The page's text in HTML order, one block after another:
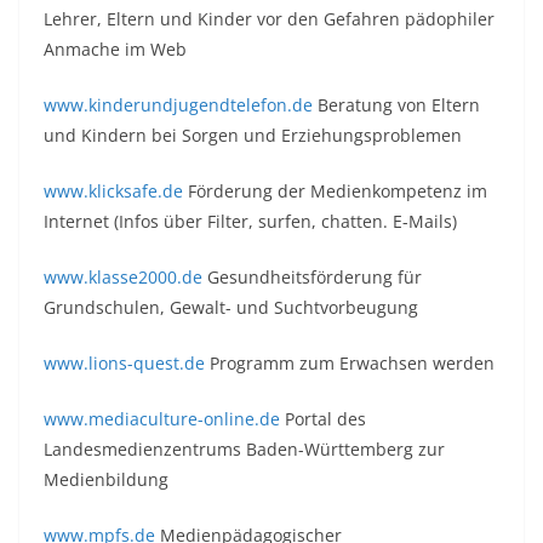
Lehrer, Eltern und Kinder vor den Gefahren pädophiler
Anmache im Web
www.kinderundjugendtelefon.de Beratung von Eltern
und Kindern bei Sorgen und Erziehungsproblemen
www.klicksafe.de Förderung der Medienkompetenz im
Internet (Infos über Filter, surfen, chatten. E-Mails)
www.klasse2000.de Gesundheitsförderung für
Grundschulen, Gewalt- und Suchtvorbeugung
www.lions-quest.de Programm zum Erwachsen werden
www.mediaculture-online.de Portal des
Landesmedienzentrums Baden-Württemberg zur
Medienbildung
www.mpfs.de Medienpädagogischer